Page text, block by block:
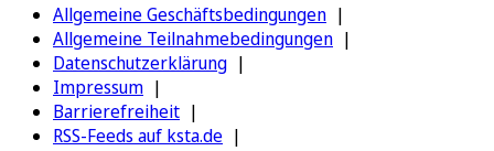
Allgemeine Geschäftsbedingungen
Allgemeine Teilnahmebedingungen
Datenschutzerklärung
Impressum
Barrierefreiheit
RSS-Feeds auf ksta.de